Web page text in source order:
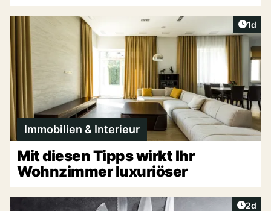
1d
Immobilien & Interieur
Mit diesen Tipps wirkt Ihr
Wohnzimmer luxuriöser
2d